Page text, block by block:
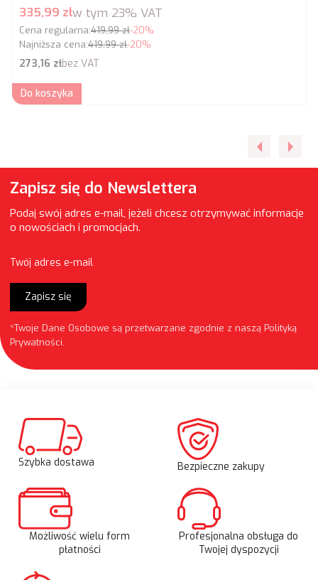
Cena promocyjna brutto
335,99 złw tym 23% VAT
Cena regularna:419,99 zł-20%
Najniższa cena:419,99 zł-20%
Cena netto
273,16 złbez VAT
Do koszyka
Zapisz się do Newslettera
Podaj swój adres e-mail, jeżeli chcesz otrzymywać informacje
o nowościach i promocjach.
Twój adres e-mail
Zapisz się
*Twoje Dane Osobowe są przetwarzane zgodnie z naszą Polityką
Prywatności.
Szybka dostawa Bezpieczne zakupy
Możliwość wielu form
płatności
Profesjonalna obsługa do
Twojej dyspozycji